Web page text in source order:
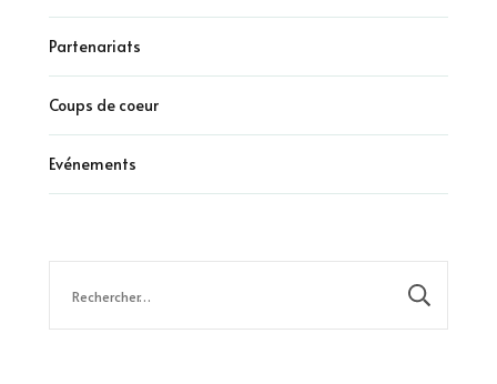
Partenariats
Coups de coeur
Evénements